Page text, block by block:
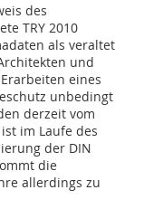
des
TRY 2010
als veraltet
und
eines
unbedingt
derzeit vom
im Laufe des
der DIN
die
allerdings zu